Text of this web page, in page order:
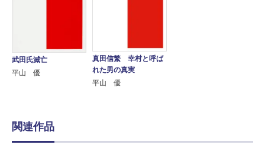
武田氏滅亡
平山 優
真田信繁 幸村と呼ば
れた男の真実
平山 優
関連作品